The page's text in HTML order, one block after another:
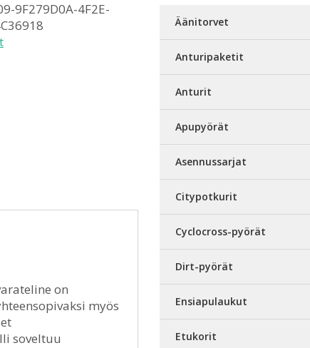
9F279D0A-4F2E-
on
myös
soveltuu
Äänitorvet
Anturipaketit
Anturit
Apupyörät
Asennussarjat
Citypotkurit
Cyclocross-pyörät
Dirt-pyörät
Ensiapulaukut
Etukorit